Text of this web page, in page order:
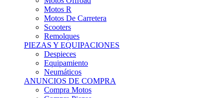
Motos R
Motos De Carretera
Scooters
Remolques
PIEZAS Y EQUIPACIONES
Despieces
Equipamiento
Neumáticos
ANUNCIOS DE COMPRA
Compra Motos